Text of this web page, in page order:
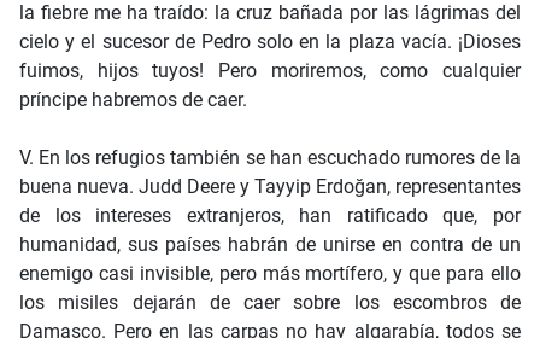
la fiebre me ha traído: la cruz bañada por las lágrimas del
cielo y el sucesor de Pedro solo en la plaza vacía. ¡Dioses
fuimos, hijos tuyos! Pero moriremos, como cualquier
príncipe habremos de caer.
V. En los refugios también se han escuchado rumores de la
buena nueva. Judd Deere y Tayyip Erdoğan, representantes
de los intereses extranjeros, han ratificado que, por
humanidad, sus países habrán de unirse en contra de un
enemigo casi invisible, pero más mortífero, y que para ello
los misiles dejarán de caer sobre los escombros de
Damasco. Pero en las carpas no hay algarabía, todos se